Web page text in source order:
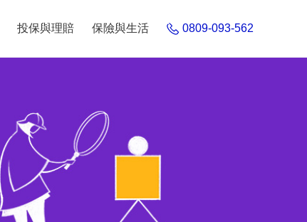
投保與理賠 保險與生活 0809-093-562